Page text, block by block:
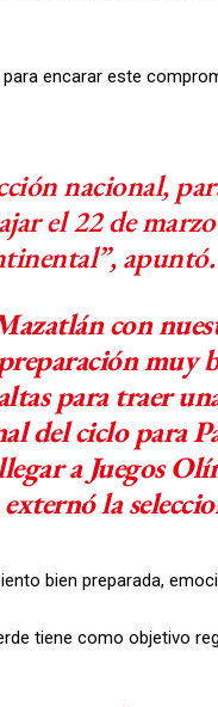
encarar este
nacional,
el 22 de
apuntó.
con
muy
para traer
del ciclo para
a Juegos
la
bien preparada,
tiene como objetivo